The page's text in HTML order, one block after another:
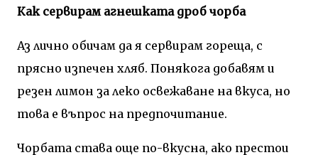
Как сервирам агнешката дроб чорба
Аз лично обичам да я сервирам гореща, с
прясно изпечен хляб. Понякога добавям и
резен лимон за леко освежаване на вкуса, но
това е въпрос на предпочитание.
Чорбата става още по-вкусна, ако престои